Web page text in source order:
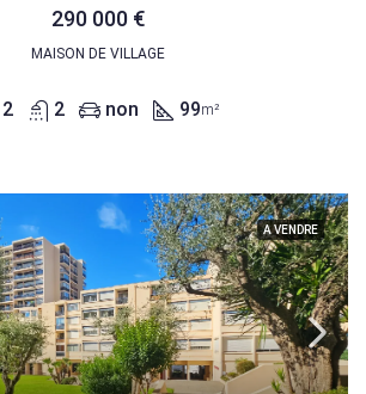
290 000 €
MAISON DE VILLAGE
2 2 non 99m²
A VENDRE